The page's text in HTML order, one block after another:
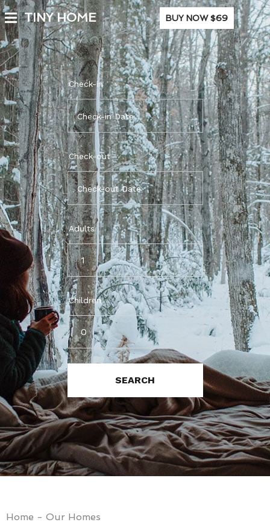
TINY HOME BUY NOW $69
Check-in
Check-out
Adults
Children
Home - Our Homes